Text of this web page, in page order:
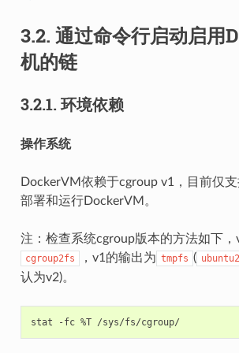
3.2. 通过命令行启动启用
机的链
3.2.1. 环境依赖
操作系统
DockerVM依赖于cgroup v1，目前仅
部署和运行DockerVM。
注：检查系统cgroup版本的方法如下，
cgroup2fs ，v1的输出为 tmpfs (
认为v2)。
stat -fc %T